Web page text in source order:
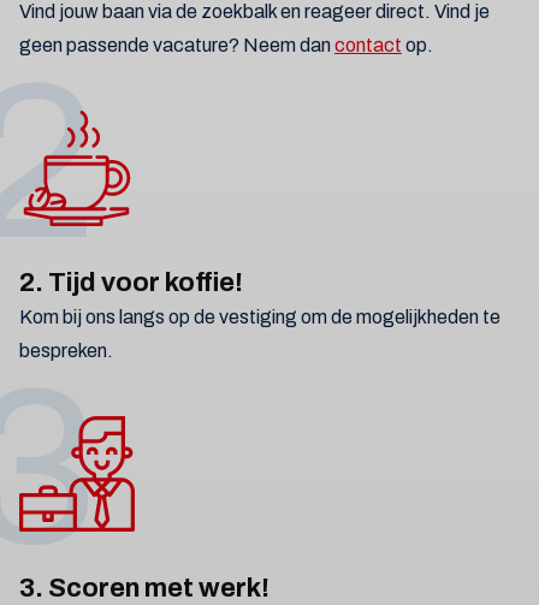
Vind jouw baan via de zoekbalk en reageer direct. Vind je
geen passende vacature? Neem dancontact op.
2. Tijd voor koffie!
Kom bij ons langs op de vestiging om de mogelijkheden te
bespreken.
3. Scoren met werk!